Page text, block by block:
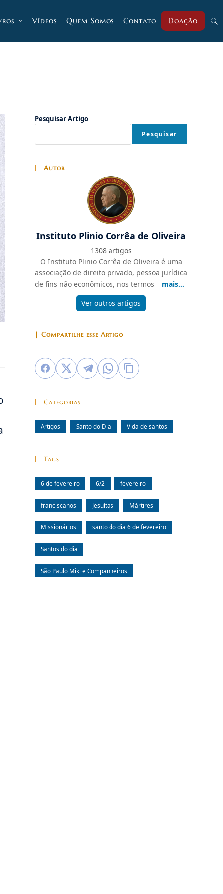
Vídeos Quem Somos Contato Doação
Pesquisar Artigo
Pesquisar
Autor
Instituto Plinio Corrêa de Oliveira
1308 artigos
O Instituto Plinio Corrêa de Oliveira é uma
associação de direito privado, pessoa jurídica
de fins não econômicos, nos termos
mais...
Ver outros artigos
| Compartilhe esse Artigo
Categorias
Artigos Santo do Dia Vida de santos
Tags
6 de fevereiro 6/2 fevereiro
franciscanos Jesuítas Mártires
Missionários santo do dia 6 de fevereiro
Santos do dia
São Paulo Miki e Companheiros